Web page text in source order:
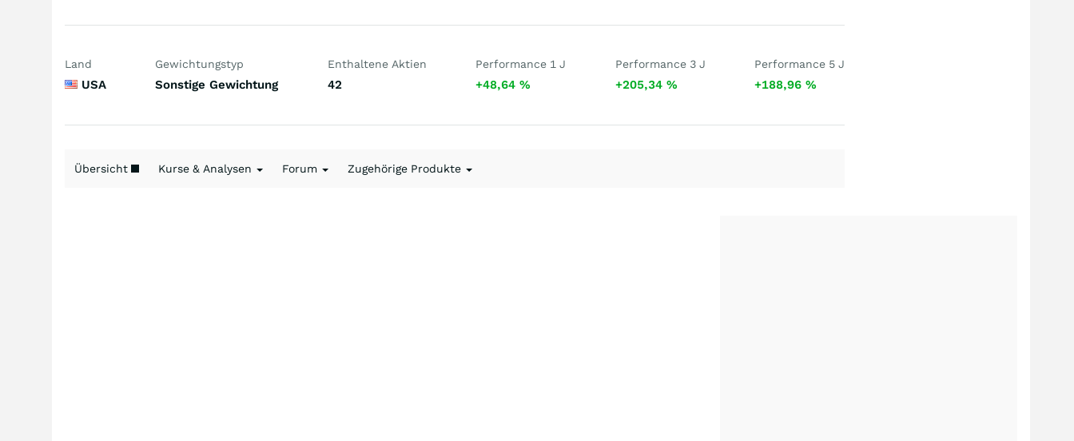
Land
USA
Gewichtungstyp
Sonstige Gewichtung
Enthaltene Aktien
42
Performance 1 J
+48,64%
Performance 3 J
+205,34 %
Performance 5 J
+188,96 %
Übersicht Kurse & Analysen Forum Zugehörige Produkte